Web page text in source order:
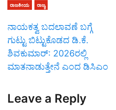
ರಾಜಕೀಯ ರಾಜ್ಯ
ನಾಯಕತ್ವ ಬದಲಾವಣೆ ಬಗ್ಗೆ
ಗುಟ್ಟು ಬಿಟ್ಟುಕೊಡದ ಡಿ.ಕೆ.
ಶಿವಕುಮಾರ್: 2026ರಲ್ಲಿ
ಮಾತನಾಡುತ್ತೇನೆ ಎಂದ ಡಿಸಿಎಂ
Leave a Reply